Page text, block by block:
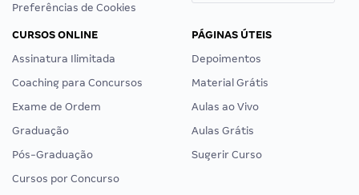
Preferências de Cookies
CURSOS ONLINE
Assinatura Ilimitada
Coaching para Concursos
Exame de Ordem
Graduação
Pós-Graduação
Cursos por Concurso
PÁGINAS ÚTEIS
Depoimentos
Material Grátis
Aulas ao Vivo
Aulas Grátis
Sugerir Curso